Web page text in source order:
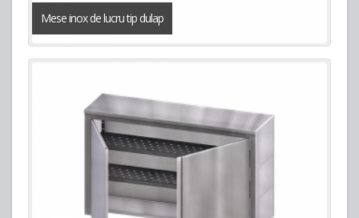
Mese inox de lucru tip dulap